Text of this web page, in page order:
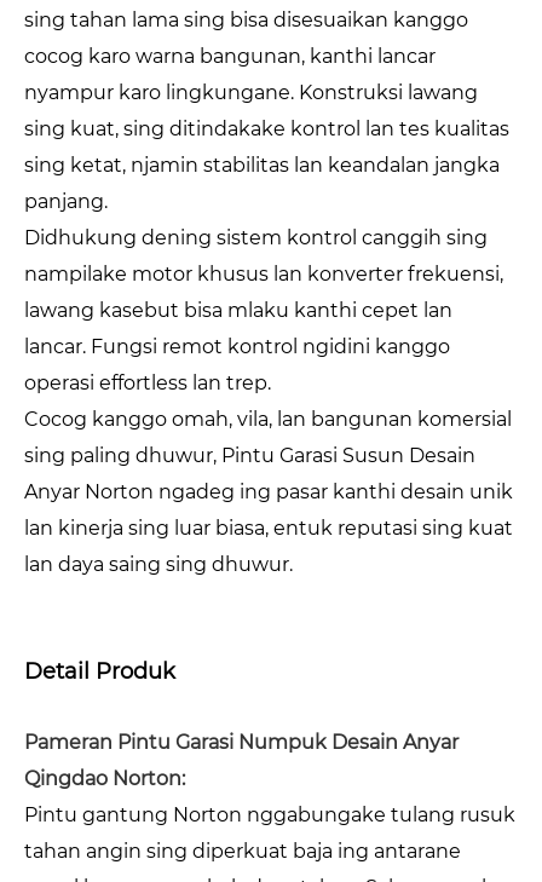
sing tahan lama sing bisa disesuaikan kanggo
cocog karo warna bangunan, kanthi lancar
nyampur karo lingkungane. Konstruksi lawang
sing kuat, sing ditindakake kontrol lan tes kualitas
sing ketat, njamin stabilitas lan keandalan jangka
panjang.
Didhukung dening sistem kontrol canggih sing
nampilake motor khusus lan konverter frekuensi,
lawang kasebut bisa mlaku kanthi cepet lan
lancar. Fungsi remot kontrol ngidini kanggo
operasi effortless lan trep.
Cocog kanggo omah, vila, lan bangunan komersial
sing paling dhuwur, Pintu Garasi Susun Desain
Anyar Norton ngadeg ing pasar kanthi desain unik
lan kinerja sing luar biasa, entuk reputasi sing kuat
lan daya saing sing dhuwur.
Detail Produk
Pameran Pintu Garasi Numpuk Desain Anyar
Qingdao Norton:
Pintu gantung Norton nggabungake tulang rusuk
tahan angin sing diperkuat baja ing antarane